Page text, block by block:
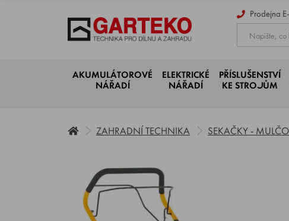
Prodejna
AKUMULÁTOROVÉ
NÁŘADÍ
ELEKTRICKÉ
NÁŘADÍ
PŘÍSLUŠENSTVÍ
KE STROJŮM
ZAHRADNÍ TECHNIKA SEKAČKY -